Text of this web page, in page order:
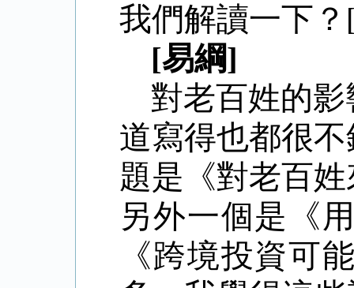
我們解讀一下？
[易綱]
對老百姓的
道寫得也都很
題是《對老百
另外一個是《
《跨境投資可